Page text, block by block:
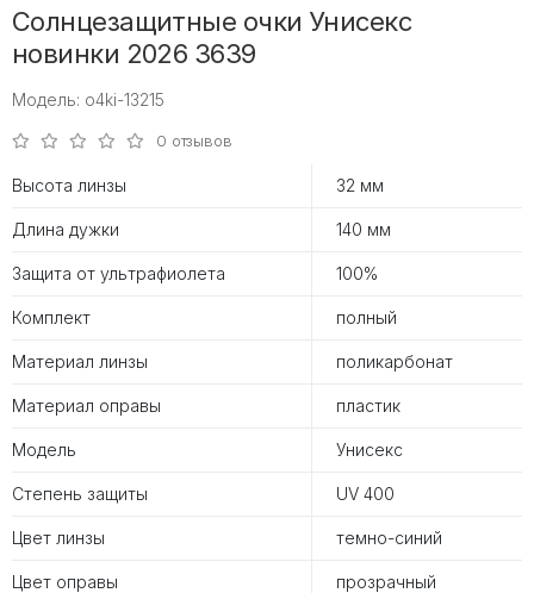
Солнцезащитные очки Унисекс
новинки 2026 3639
Модель: o4ki-13215
0 отзывов
Высота линзы 32 мм
Длина дужки 140 мм
Защита от ультрафиолета 100%
Комплект полный
Материал линзы поликарбонат
Материал оправы пластик
Модель Унисекс
Степень защиты UV 400
Цвет линзы темно-синий
Цвет оправы прозрачный